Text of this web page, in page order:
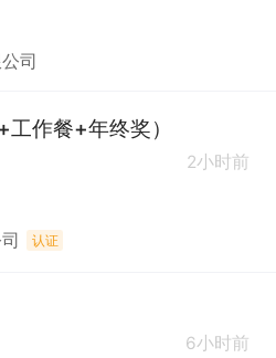
司
作餐+年终奖）
2小时前
认证
6小时前